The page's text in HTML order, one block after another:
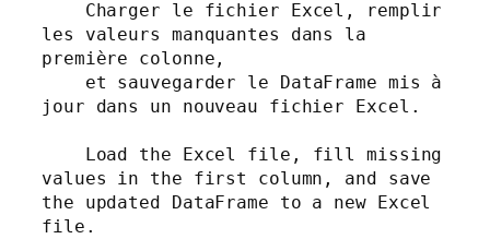
les valeurs manquantes dans la
première colonne,
jour dans un nouveau fichier Excel.
values in the first column, and save
the updated DataFrame to a new Excel
file.